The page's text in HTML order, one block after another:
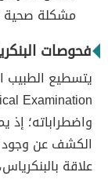
مشكلة صحية
فحوصات
يتسطيع الطبيب
واضطراباته؛
الكشف عن وجود
علاقة